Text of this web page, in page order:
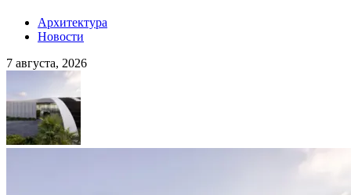
Архитектура
Новости
7 августа, 2026